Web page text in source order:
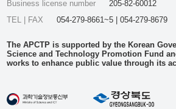
Business license number
205-82-60012
TEL | FAX
054-279-8661~5 | 054-279-8679
The APCTP is supported by the Korean
Science and Technology Promotion Fund
works to enhance public value through its